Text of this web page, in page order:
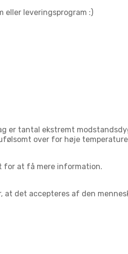
eller leveringsprogram :)
er tantal ekstremt
over for høje
for at få mere information.
det accepteres af den